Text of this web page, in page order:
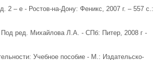
2 – е - Ростов-на-Дону: Феникс, 2007 г. – 557 с.:
Под ред. Михайлова Л.А. - СПб: Питер, 2008 г -
Учебное пособие - М.: Издательско-